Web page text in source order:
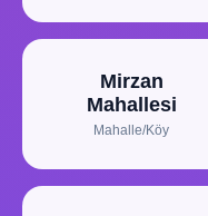
Mirzan
Mahallesi
Mahalle/Köy